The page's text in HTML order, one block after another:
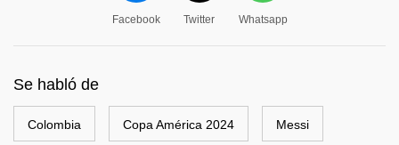
Facebook Twitter Whatsapp
Se habló de
Colombia Copa América 2024 Messi